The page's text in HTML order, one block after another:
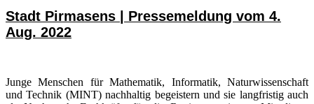
Stadt Pirmasens | Pressemeldung vom 4.
Aug. 2022
Junge Menschen für Mathematik, Informatik, Naturwissenschaft
und Technik (MINT) nachhaltig begeistern und sie langfristig auch